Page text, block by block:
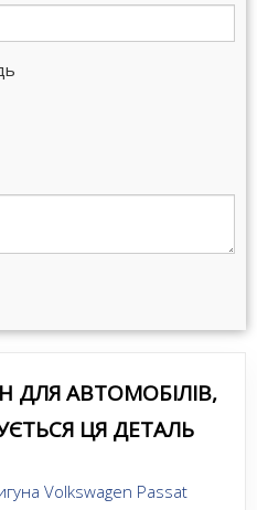
ДЛЯ АВТОМОБІЛІВ,
ЦЯ ДЕТАЛЬ
Volkswagen Passat